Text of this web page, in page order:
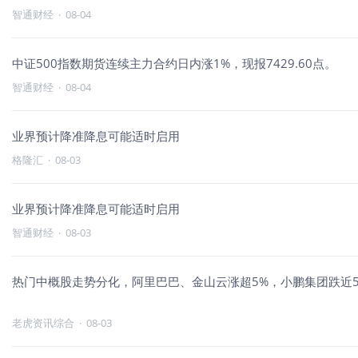
智通财经 · 08-04
中证500指数期货连续主力合约日内涨1%，现报7429.60点。
智通财经 · 08-04
业界预计降准降息可能适时启用
格隆汇 · 08-03
业界预计降准降息可能适时启用
智通财经 · 08-03
热门中概股走势分化，阿里巴巴、金山云涨超5%，小鹏集团跌近
老虎资讯综合 · 08-03